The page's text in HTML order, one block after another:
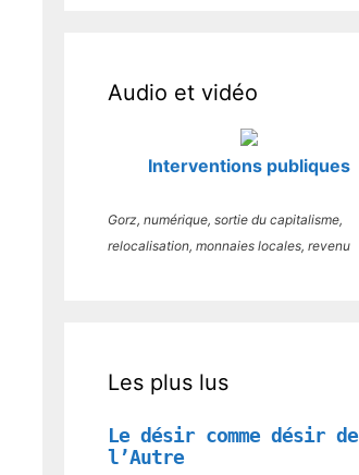
Audio et vidéo
Interventions publiques
Gorz, numérique, sortie du capitalisme,
relocalisation, monnaies locales, revenu
Les plus lus
Le désir comme désir de
l’Autre